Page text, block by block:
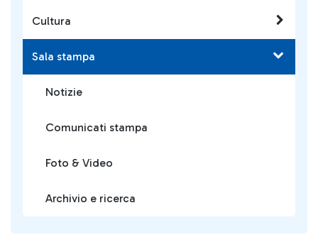
Cultura
Sala stampa
Notizie
Comunicati stampa
Foto & Video
Archivio e ricerca